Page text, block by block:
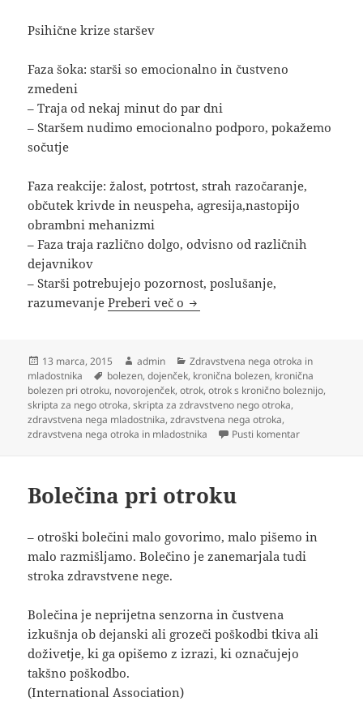
Psihične krize staršev
Faza šoka: starši so emocionalno in čustveno
zmedeni
– Traja od nekaj minut do par dni
– Staršem nudimo emocionalno podporo, pokažemo
sočutje
Faza reakcije: žalost, potrtost, strah razočaranje,
občutek krivde in neuspeha, agresija,nastopijo
obrambni mehanizmi
– Faza traja različno dolgo, odvisno od različnih
dejavnikov
– Starši potrebujejo pozornost, poslušanje,
razumevanjePreberi več o Kronična bolezen pri otroku
Objavljeno
dne
13 marca, 2015 Avtor
admin Kategorije
Zdravstvena nega otroka in
mladostnika
Oznake
bolezen,dojenček, kronična bolezen, kronična
bolezen pri otroku, novorojenček,otrok,otrok s kronično boleznijo,
skripta za nego otroka,skripta za zdravstveno nego otroka,
zdravstvena nega mladostnika,zdravstvena nega otroka,
zdravstvena nega otroka in mladostnika
Pusti komentarna Kronična
Bolečina pri otroku
– otroški bolečini malo govorimo, malo pišemo in
malo razmišljamo. Bolečino je zanemarjala tudi
stroka zdravstvene nege.
Bolečina je neprijetna senzorna in čustvena
izkušnja ob dejanski ali grozeči poškodbi tkiva ali
doživetje, ki ga opišemo z izrazi, ki označujejo
takšno poškodbo.
(International Association)